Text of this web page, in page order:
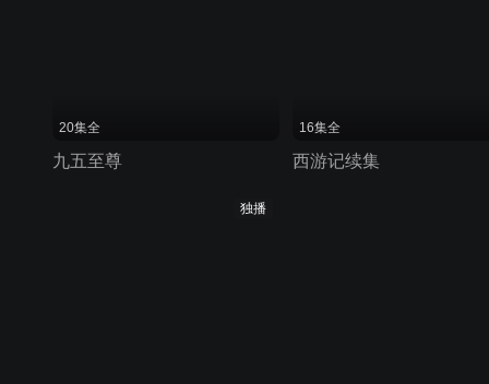
20集全
九五至尊
16集全
西游记续集
独播